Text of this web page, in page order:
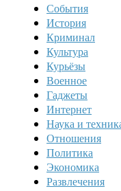
События
История
Криминал
Культура
Курьёзы
Военное
Гаджеты
Интернет
Наука и
Отношения
Политика
Экономика
Развлечения